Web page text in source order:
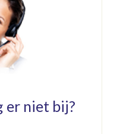
er niet bij?